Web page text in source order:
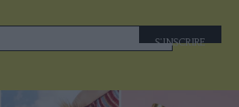
S'INSCRIRE